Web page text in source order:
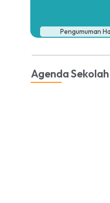
Pengumuman
Agenda Sekolah